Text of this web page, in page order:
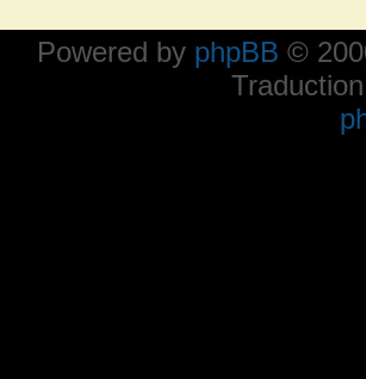
Powered by phpBB ©